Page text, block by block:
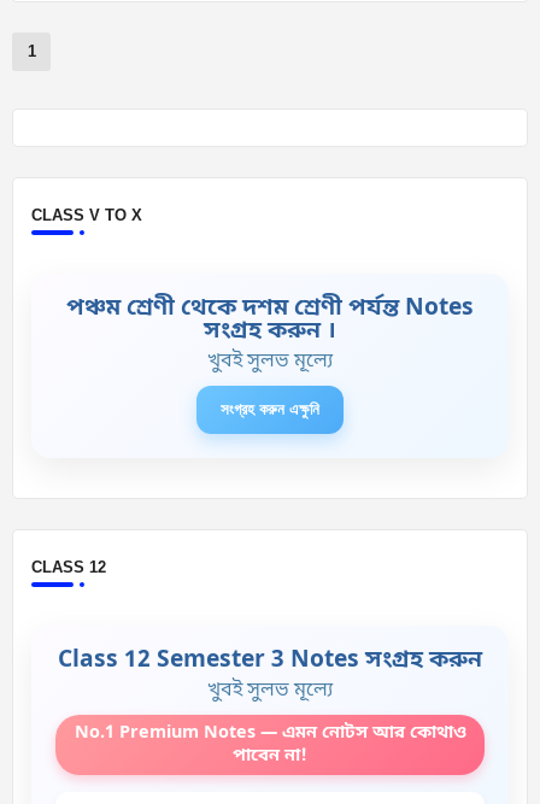
1
CLASS V TO X
পঞ্চম শ্রেণী থেকে দশম শ্রেণী পর্যন্ত Notes
সংগ্রহ করুন ।
খুবই সুলভ মূল্যে
সংগ্রহ করুন এক্ষুনি
CLASS 12
Class 12 Semester 3 Notes সংগ্রহ করুন
খুবই সুলভ মূল্যে
No.1 Premium Notes — এমন নোটস আর কোথাও
পাবেন না!